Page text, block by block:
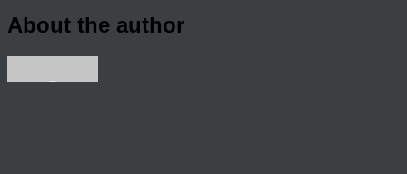
About the author